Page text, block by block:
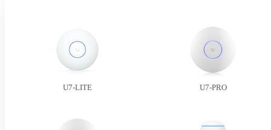
U7-LITE U7-PRO